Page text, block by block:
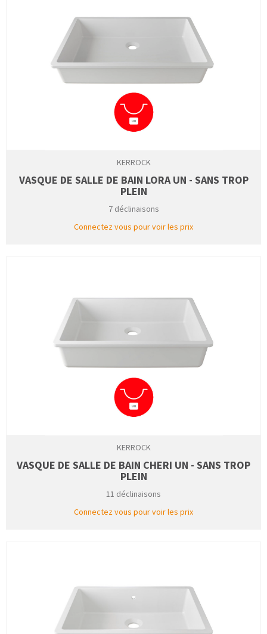
KERROCK
VASQUE DE SALLE DE BAIN LORA UN - SANS TROP
PLEIN
7 déclinaisons
Connectez vous pour voir les prix
KERROCK
VASQUE DE SALLE DE BAIN CHERI UN - SANS TROP
PLEIN
11 déclinaisons
Connectez vous pour voir les prix